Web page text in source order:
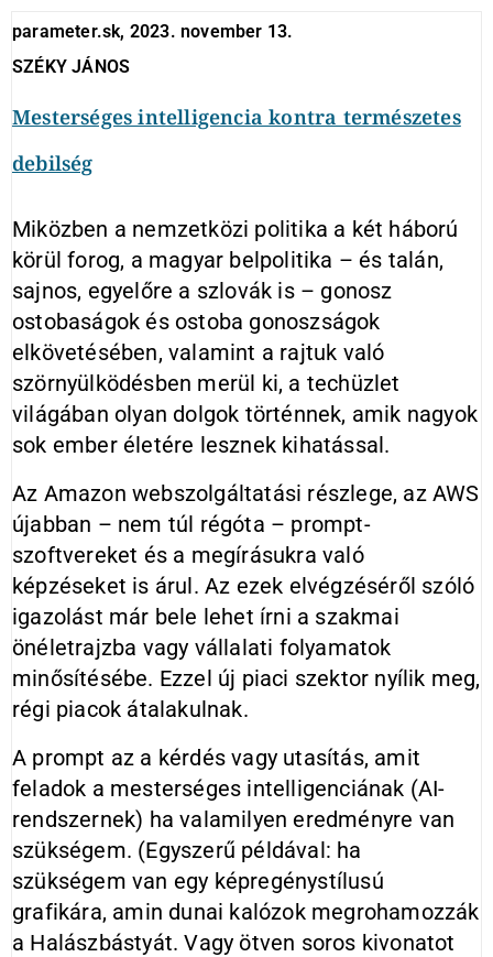
parameter.sk, 2023. november 13.
SZÉKY JÁNOS
Mesterséges intelligencia kontra természetes
debilség
Miközben a nemzetközi politika a két háború
körül forog, a magyar belpolitika – és talán,
sajnos, egyelőre a szlovák is – gonosz
ostobaságok és ostoba gonoszságok
elkövetésében, valamint a rajtuk való
szörnyülködésben merül ki, a techüzlet
világában olyan dolgok történnek, amik nagyok
sok ember életére lesznek kihatással.
Az Amazon webszolgáltatási részlege, az AWS
újabban – nem túl régóta – prompt-
szoftvereket és a megírásukra való
képzéseket is árul. Az ezek elvégzéséről szóló
igazolást már bele lehet írni a szakmai
önéletrajzba vagy vállalati folyamatok
minősítésébe. Ezzel új piaci szektor nyílik meg,
régi piacok átalakulnak.
A prompt az a kérdés vagy utasítás, amit
feladok a mesterséges intelligenciának (AI-
rendszernek) ha valamilyen eredményre van
szükségem. (Egyszerű példával: ha
szükségem van egy képregénystílusú
grafikára, amin dunai kalózok megrohamozzák
a Halászbástyát. Vagy ötven soros kivonatot